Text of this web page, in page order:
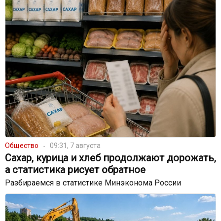
Общество 09:31, 7 августа
Сахар, курица и хлеб продолжают дорожать,
а статистика рисует обратное
Разбираемся в статистике Минэконома России